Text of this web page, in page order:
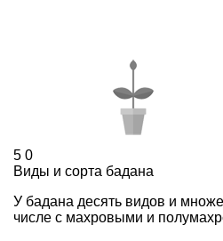
5 0
Виды и сорта бадана
У бадана десять видов и
числе с махровыми и